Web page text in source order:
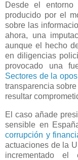
Desde el
producido por el
sobre las
ahora, una
aunque el hecho
en diligencias
provocado una
Sectores de la
transparencia
resultar
El caso añade
sensible en
corrupción y
actuaciones de la
incrementado el